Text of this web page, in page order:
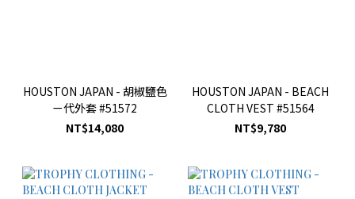
HOUSTON JAPAN - 胡椒鹽色
ㄧ代外套 #51572
NT$14,080
HOUSTON JAPAN - BEACH
CLOTH VEST #51564
NT$9,780